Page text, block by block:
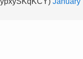
January